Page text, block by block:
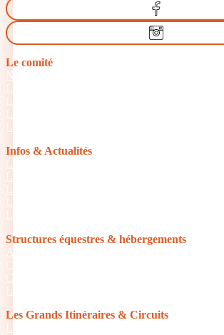
Le comité
Nos missions
Le bureau
Les comités départementaux
Les documents officiels
L’équitation d’extérieur
Infos & Actualités
La gazette du tourisme équestre
Le GRTEN
L’Equirando
Le calendrier des randonnées
La FFE et le CNTE
Structures équestres & hébergements
Accueil Cheval
Cheval Etape
Centre de tourisme équestre
Le Réseau des Clubs d’Excellence de Normandie
Les Grands Itinéraires & Circuits
Les 6 grands itinéraires Normands